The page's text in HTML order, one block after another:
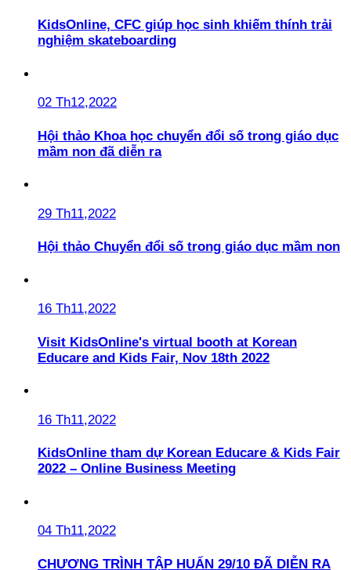
KidsOnline, CFC giúp học sinh khiếm thính trải
nghiệm skateboarding
02 Th12,2022
Hội thảo Khoa học chuyển đổi số trong giáo dục
mầm non đã diễn ra
29 Th11,2022
Hội thảo Chuyển đổi số trong giáo dục mầm non
16 Th11,2022
Visit KidsOnline's virtual booth at Korean
Educare and Kids Fair, Nov 18th 2022
16 Th11,2022
KidsOnline tham dự Korean Educare & Kids Fair
2022 – Online Business Meeting
04 Th11,2022
CHƯƠNG TRÌNH TẬP HUẤN 29/10 ĐÃ DIỄN RA